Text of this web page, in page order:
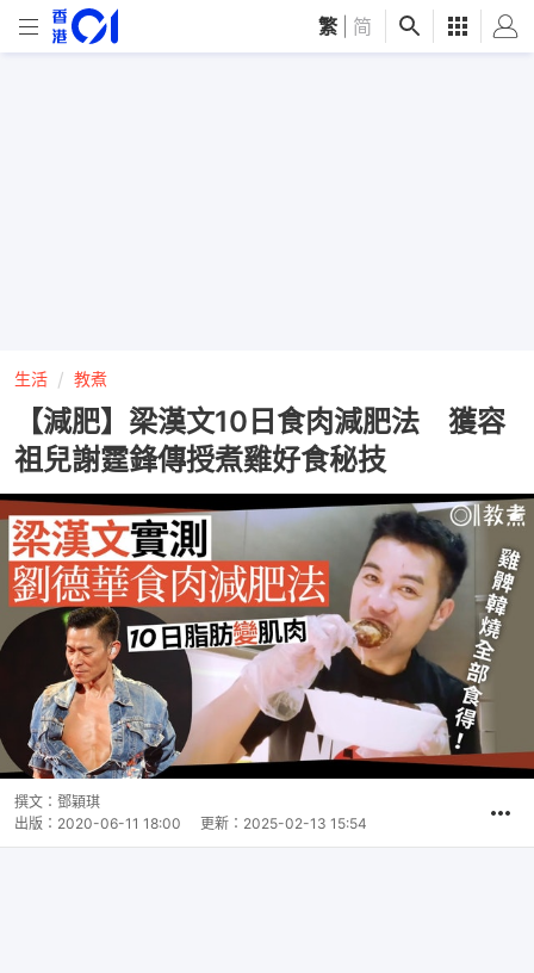
繁 简
生活 教煮
【減肥】梁漢文10日食肉減肥法 獲容
祖兒謝霆鋒傳授煮雞好食秘技
撰文： 鄧穎琪
出版： 2020-06-11 18:00 更新： 2025-02-13 15:54